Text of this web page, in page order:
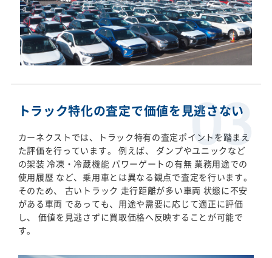
トラック特化の査定で価値を見逃さない
カーネクストでは、トラック特有の査定ポイントを踏まえ
た評価を行っています。 例えば、 ダンプやユニックなど
の架装 冷凍・冷蔵機能 パワーゲートの有無 業務用途での
使用履歴 など、乗用車とは異なる観点で査定を行います。
そのため、 古いトラック 走行距離が多い車両 状態に不安
がある車両 であっても、用途や需要に応じて適正に評価
し、 価値を見逃さずに買取価格へ反映することが可能で
す。